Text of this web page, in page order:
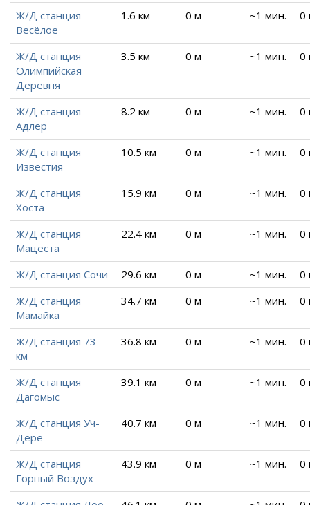
Ж/Д станция
Весёлое
1.6 км 0 м ~1 мин. 0
Ж/Д станция
Олимпийская
Деревня
3.5 км 0 м ~1 мин. 0
Ж/Д станция
Адлер
8.2 км 0 м ~1 мин. 0
Ж/Д станция
Известия
10.5 км 0 м ~1 мин. 0
Ж/Д станция
Хоста
15.9 км 0 м ~1 мин. 0
Ж/Д станция
Мацеста
22.4 км 0 м ~1 мин. 0
Ж/Д станция Сочи 29.6 км 0 м ~1 мин.
0
Ж/Д станция
Мамайка
34.7 км 0 м ~1 мин. 0
Ж/Д станция 73
км
36.8 км 0 м ~1 мин. 0
Ж/Д станция
Дагомыс
39.1 км 0 м ~1 мин. 0
Ж/Д станция Уч-
Дере
40.7 км 0 м ~1 мин. 0
Ж/Д станция
Горный Воздух
43.9 км 0 м ~1 мин. 0